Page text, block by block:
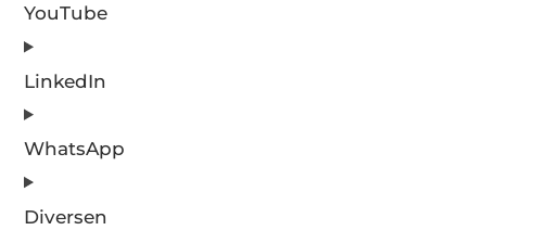
YouTube
LinkedIn
WhatsApp
Diversen